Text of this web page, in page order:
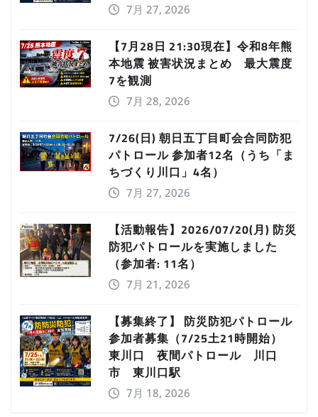
7月 27, 2026
【7月28日 21:30現在】令和8年熊
本地震 被害状況まとめ 最大震度
7を観測
7月 28, 2026
7/26(日) 朝日五丁目町会合同防犯
パトロール 参加者12名（うち「ま
ちづくり川口」4名）
7月 27, 2026
【活動報告】2026/07/20(月) 防災
防犯パトロールを実施しました
（参加者: 11名）
7月 21, 2026
【募集終了】 防災防犯パトロール
参加者募集（7/25土21時開始）
東川口 夜間パトロール 川口
市 東川口駅
7月 18, 2026